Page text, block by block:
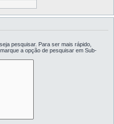
pesquisar. Para ser mais rápido,
a opção de pesquisar em Sub-